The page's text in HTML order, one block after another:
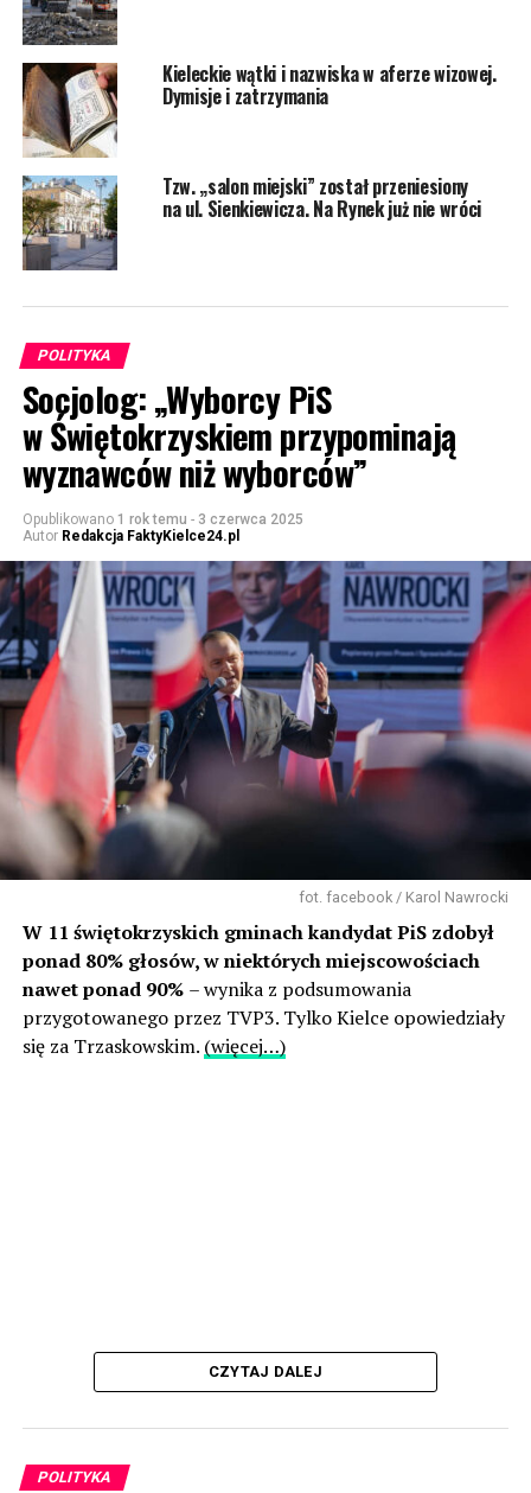
Kieleckie wątki i nazwiska w aferze wizowej.
Dymisje i zatrzymania
Tzw. „salon miejski” został przeniesiony
na ul. Sienkiewicza. Na Rynek już nie wróci
POLITYKA
Socjolog: „Wyborcy PiS
w Świętokrzyskiem przypominają
wyznawców niż wyborców”
Opublikowano 1 rok temu - 3 czerwca 2025
Autor Redakcja FaktyKielce24.pl
fot. facebook / Karol Nawrocki
W 11 świętokrzyskich gminach kandydat PiS zdobył
ponad 80% głosów, w niektórych miejscowościach
nawet ponad 90% – wynika z podsumowania
przygotowanego przez TVP3. Tylko Kielce opowiedziały
się za Trzaskowskim. (więcej…)
CZYTAJ DALEJ
POLITYKA